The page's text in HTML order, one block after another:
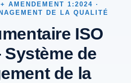
AMENDEMENT 1:2024 ·
DE LA QUALITÉ
ISO
de
de la